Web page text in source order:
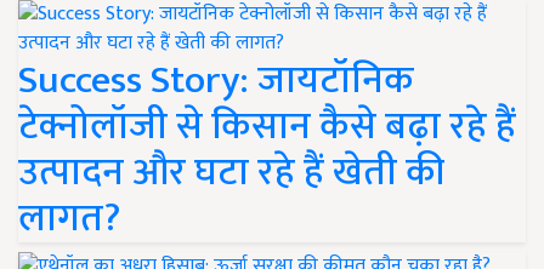
Success Story: जायटॉनिक
टेक्नोलॉजी से किसान कैसे बढ़ा रहे हैं
उत्पादन और घटा रहे हैं खेती की
लागत?